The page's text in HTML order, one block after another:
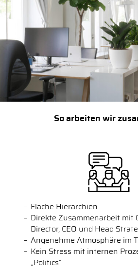
So arbeiten wir
Flache Hierarchien
Direkte Zusammenarbeit mit
Director, CEO und Head
Angenehme Atmosphäre im
Kein Stress mit internen
„Politics“